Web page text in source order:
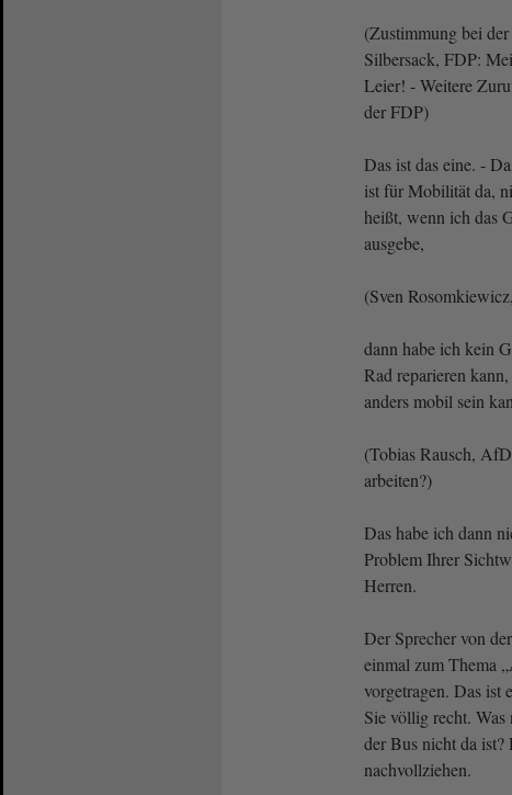
(Zustimmung bei
Silbersack, FDP:
Leier! - Weitere
der FDP)
Das ist das eine. -
ist für Mobilität da,
heißt, wenn ich das
ausgebe,
(Sven
dann habe ich kein
Rad reparieren
anders mobil sein
(Tobias Rausch,
arbeiten?)
Das habe ich dann
Problem Ihrer
Herren.
Der Sprecher von
einmal zum Thema
vorgetragen. Das ist
Sie völlig recht.
der Bus nicht da ist?
nachvollziehen.